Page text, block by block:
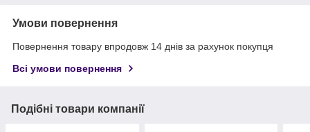
Умови повернення
Повернення товару впродовж 14 днів за рахунок покупця
Всі умови повернення
Подібні товари компанії